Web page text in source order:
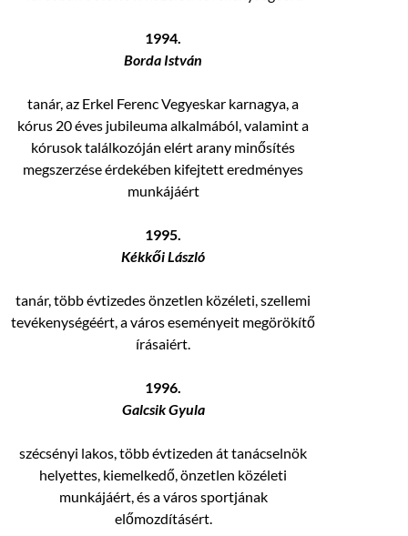
1994.
Borda István
tanár, az Erkel Ferenc Vegyeskar karnagya, a
kórus 20 éves jubileuma alkalmából, valamint a
kórusok találkozóján elért arany minősítés
megszerzése érdekében kifejtett eredményes
munkájáért
1995.
Kékkői László
tanár, több évtizedes önzetlen közéleti, szellemi
tevékenységéért, a város eseményeit megörökítő
írásaiért.
1996.
Galcsik Gyula
szécsényi lakos, több évtizeden át tanácselnök
helyettes, kiemelkedő, önzetlen közéleti
munkájáért, és a város sportjának
előmozdításért.